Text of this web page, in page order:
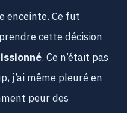
enceinte. Ce fut
cette décision
. Ce n’était pas
j’ai même pleuré en
peur des